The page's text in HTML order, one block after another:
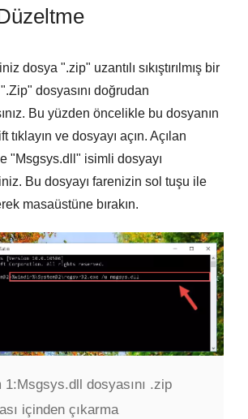
dosya ".zip" uzantılı sıkıştırılmış bir
.Zip" dosyasını doğrudan
Bu yüzden öncelikle bu dosyanın
tıklayın ve dosyayı açın. Açılan
"Msgsys.dll " isimli dosyayı
Bu dosyayı farenizin sol tuşu ile
masaüstüne bırakın.
1:Msgsys.dll dosyasını .zip
içinden çıkarma